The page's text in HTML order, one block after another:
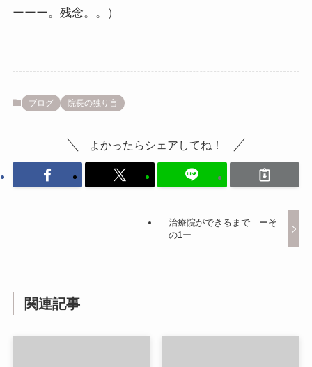
ーーー。残念。。）
ブログ 院長の独り言
よかったらシェアしてね！
治療院ができるまで ーそ
の1ー
関連記事